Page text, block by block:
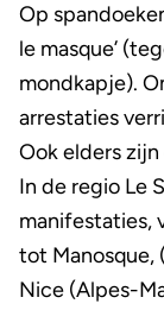
Op
le masque’
mondkapje).
arrestaties
Ook elders
In de regio Le
manifestaties,
tot Manosque,
Nice (Alpes-